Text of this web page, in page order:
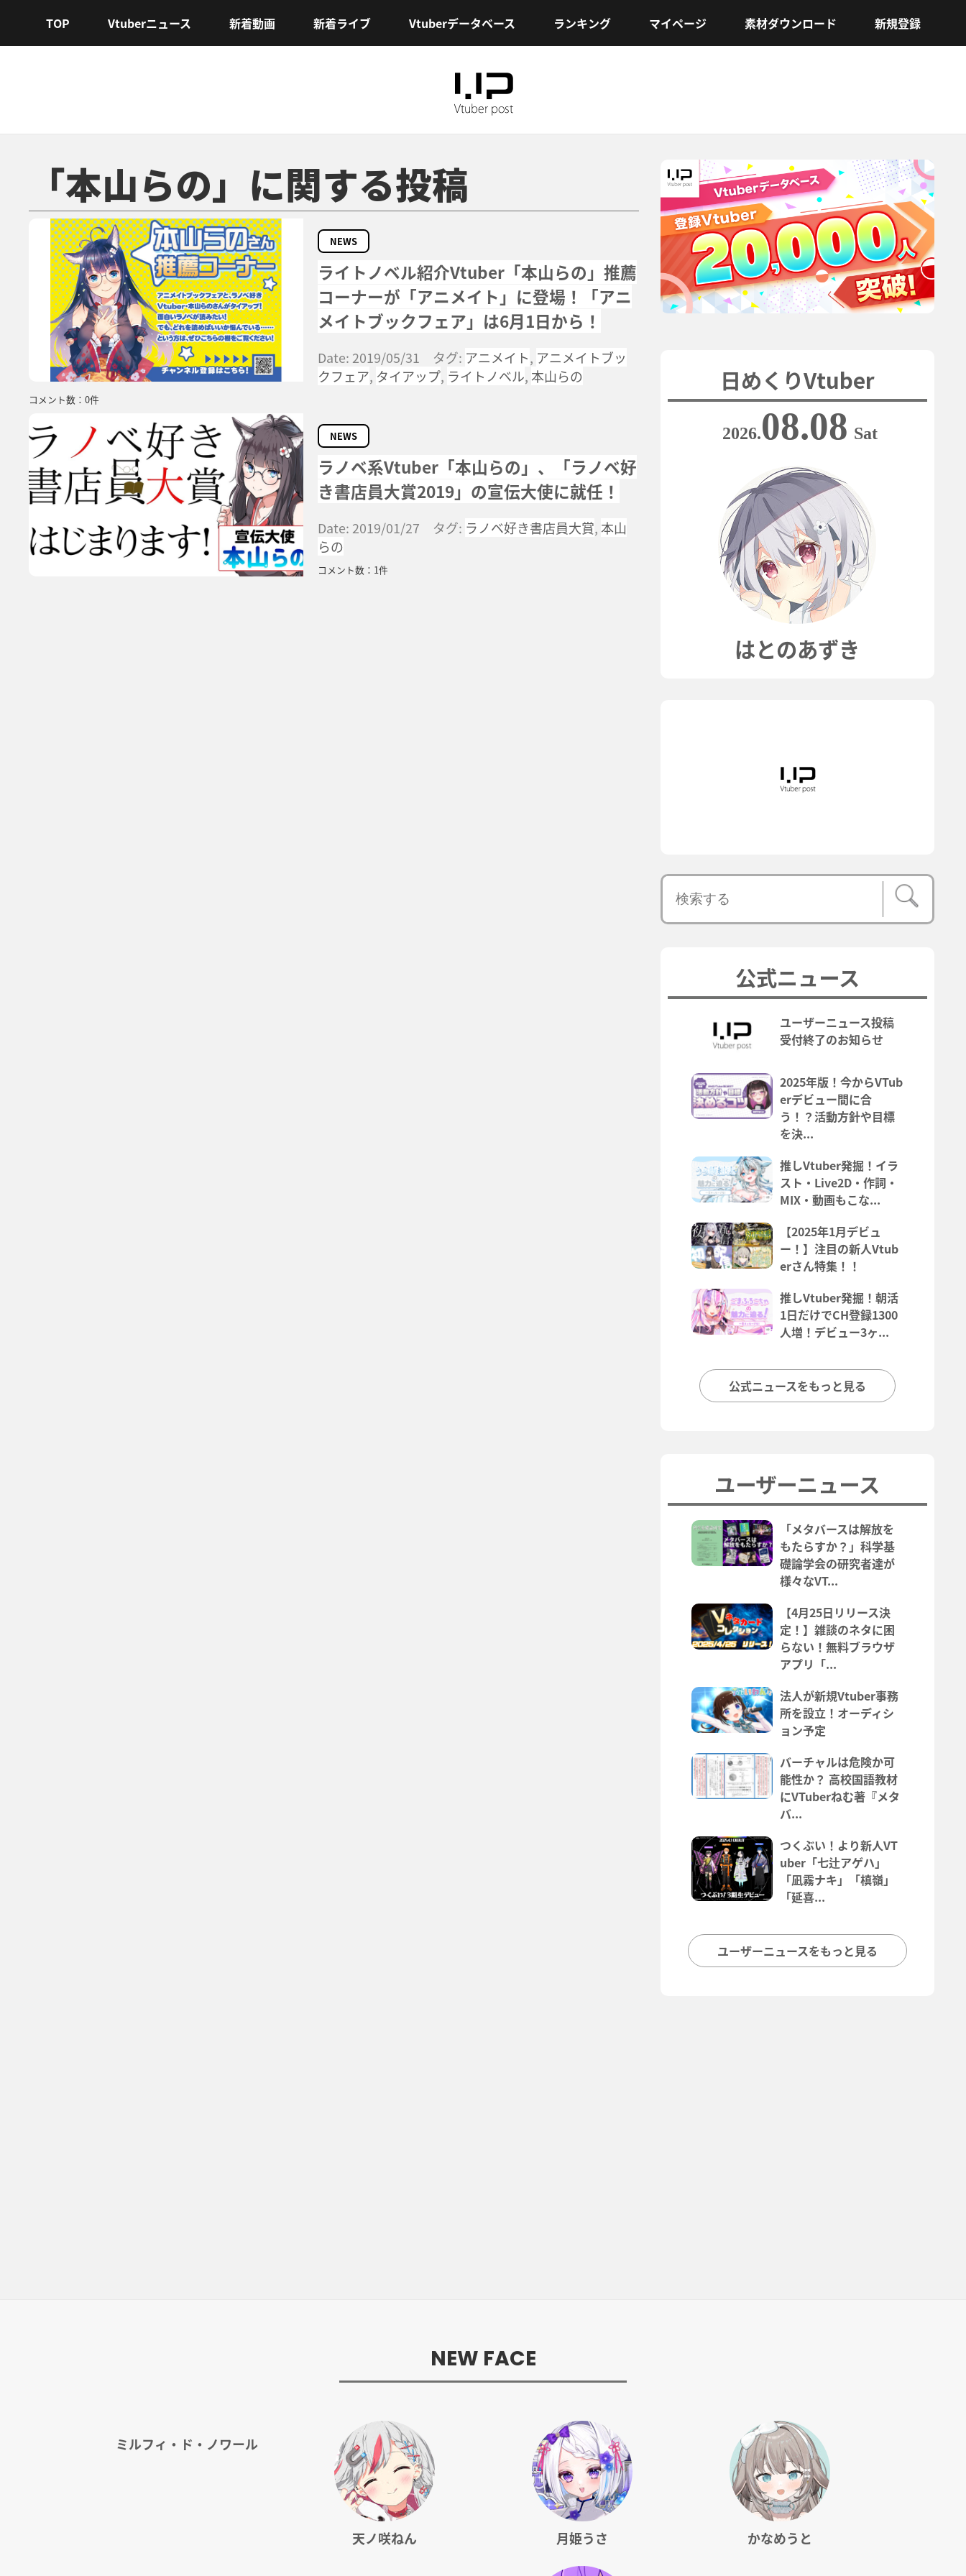
TOP Vtuberニュース 新着動画 新着ライブ Vtuberデータベース ランキング マイページ 素材ダウンロード 新規登録
「本山らの」に関する投稿
NEWS
ライトノベル紹介Vtuber「本山らの」推薦
コーナーが「アニメイト」に登場！「アニ
メイトブックフェア」は6月1日から！
Date: 2019/05/31 タグ: アニメイト, アニメイトブッ
クフェア, タイアップ, ライトノベル,本山らの
コメント数：0件
NEWS
ラノベ系Vtuber「本山らの」、「ラノベ好
き書店員大賞2019」の宣伝大使に就任！
Date: 2019/01/27 タグ: ラノベ好き書店員大賞,本山
らの
コメント数：1件
日めくりVtuber
2026.08.08 Sat
はとのあずき
公式ニュース
ユーザーニュース投稿
受付終了のお知らせ
2025年版！今からVTub
erデビュー間に合
う！？活動方針や目標
を決...
推しVtuber発掘！イラ
スト・Live2D・作詞・
MIX・動画もこな...
【2025年1月デビュ
ー！】注目の新人Vtub
erさん特集！！
推しVtuber発掘！朝活
1日だけでCH登録1300
人増！デビュー3ヶ...
公式ニュースをもっと見る
ユーザーニュース
「メタバースは解放を
もたらすか？」科学基
礎論学会の研究者達が
様々なVT...
【4月25日リリース決
定！】雑談のネタに困
らない！無料ブラウザ
アプリ「...
法人が新規Vtuber事務
所を設立！オーディシ
ョン予定
バーチャルは危険か可
能性か？ 高校国語教材
にVTuberねむ著『メタ
バ...
つくぶい！より新人VT
uber「七辻アゲハ」
「凪霧ナキ」「槙嶺」
「延喜...
ユーザーニュースをもっと見る
NEW FACE
ミルフィ・ド・ノワール
天ノ咲ねん 月姫うさ かなめうと